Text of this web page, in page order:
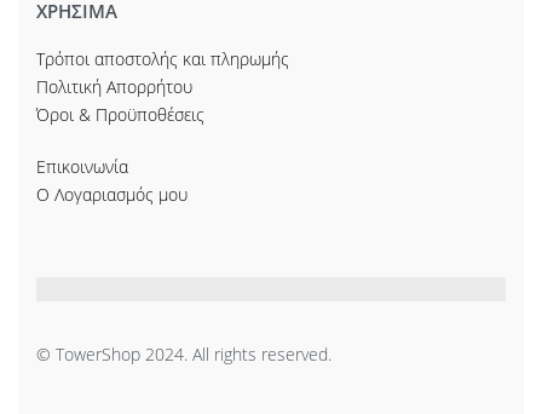
ΧΡΗΣΙΜΑ
Τρόποι αποστολής και πληρωμής
Πολιτική Απορρήτου
Όροι & Προϋποθέσεις
Επικοινωνία
Ο Λογαριασμός μου
© TowerShop 2024. All rights reserved.